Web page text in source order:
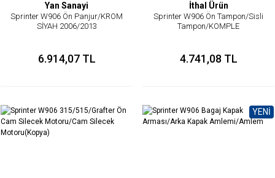
Yan Sanayi
Sprinter W906 Ön Panjur/KROM
SİYAH 2006/2013
6.914,07 TL
İthal Ürün
Sprinter W906 Ön Tampon/Sisli
Tampon/KOMPLE
4.741,08 TL
YENİ